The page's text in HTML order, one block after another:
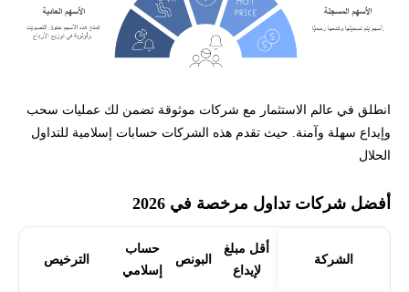
انطلق في عالم الاستثمار مع شركات موثوقة تضمن لك عمليات سحب
وإيداع سهلة وآمنة. حيث تقدم هذه الشركات حسابات إسلامية للتداول
الحلال
أفضل شركات تداول مرخصة في 2026
الشركة
أقل مبلغ
لإيداع
البونص
حساب
إسلامي
الترخيص